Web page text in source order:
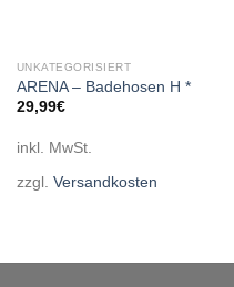
UNKATEGORISIERT
ARENA – Badehosen H *
29,99€
inkl. MwSt.
zzgl. Versandkosten